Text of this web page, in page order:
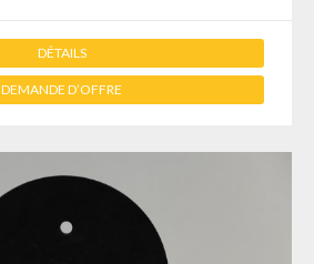
DÉTAILS
DEMANDE D’OFFRE